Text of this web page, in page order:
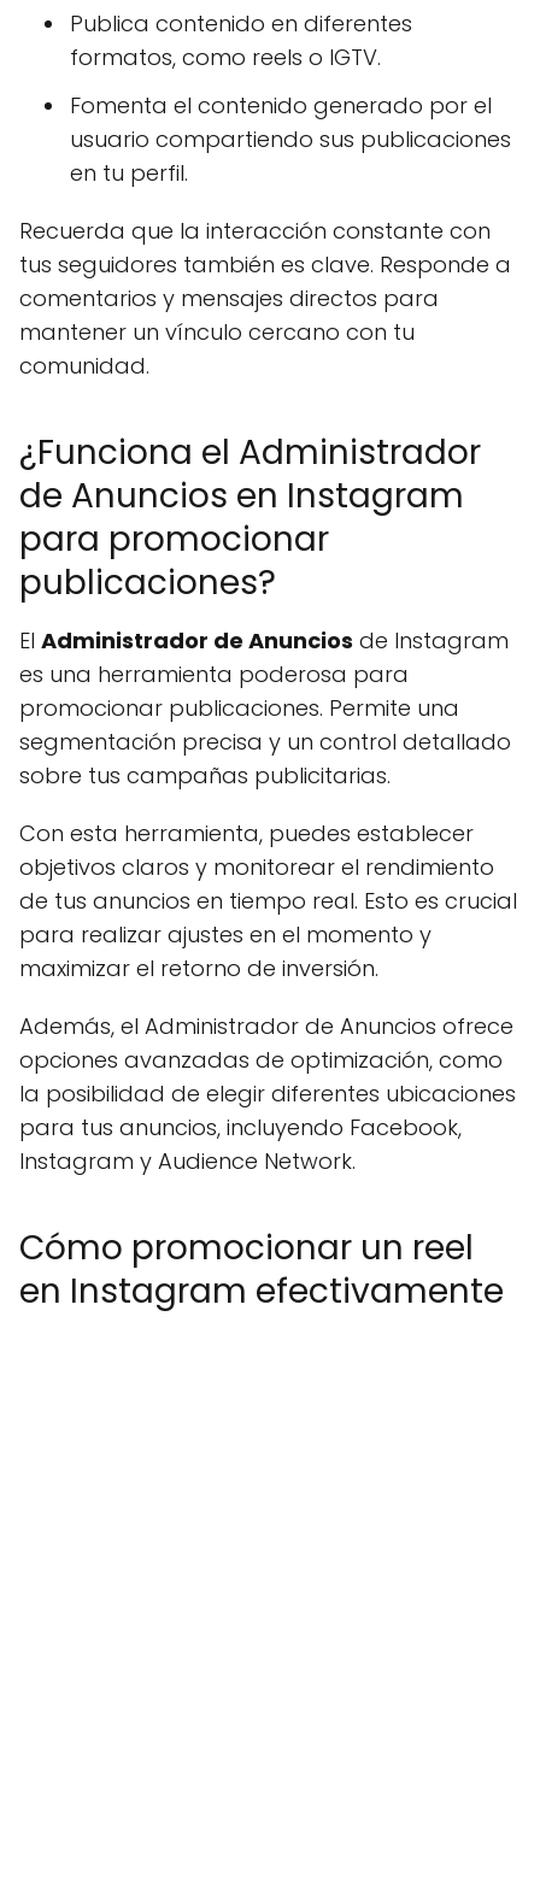
Publica contenido en diferentes
formatos, como reels o IGTV.
Fomenta el contenido generado por el
usuario compartiendo sus publicaciones
en tu perfil.
Recuerda que la interacción constante con
tus seguidores también es clave. Responde a
comentarios y mensajes directos para
mantener un vínculo cercano con tu
comunidad.
¿Funciona el Administrador
de Anuncios en Instagram
para promocionar
publicaciones?
El Administrador de Anuncios de Instagram
es una herramienta poderosa para
promocionar publicaciones. Permite una
segmentación precisa y un control detallado
sobre tus campañas publicitarias.
Con esta herramienta, puedes establecer
objetivos claros y monitorear el rendimiento
de tus anuncios en tiempo real. Esto es crucial
para realizar ajustes en el momento y
maximizar el retorno de inversión.
Además, el Administrador de Anuncios ofrece
opciones avanzadas de optimización, como
la posibilidad de elegir diferentes ubicaciones
para tus anuncios, incluyendo Facebook,
Instagram y Audience Network.
Cómo promocionar un reel
en Instagram efectivamente